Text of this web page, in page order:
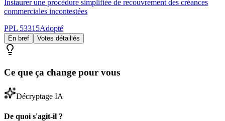
Instaurer une procédure simplifiée de recouvrement des créances
commerciales incontestées
PPL 53315Adopté
En bref Votes détaillés
Ce que ça change pour vous
Décryptage IA
De quoi s'agit-il ?